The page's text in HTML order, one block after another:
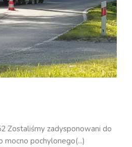
Zostaliśmy zadysponowani do
mocno pochylonego(...)